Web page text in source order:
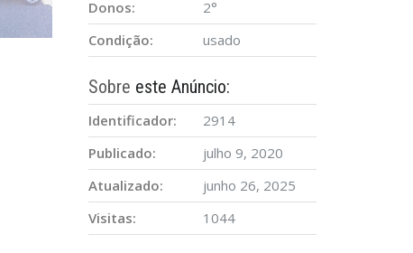
Donos:
2°
Condição:
usado
Sobre este Anúncio:
Identificador:
2914
Publicado:
julho 9, 2020
Atualizado:
junho 26, 2025
Visitas:
1044